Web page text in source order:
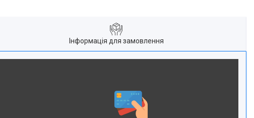
Інформація для замовлення